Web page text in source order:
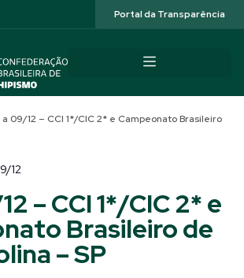
Portal da Transparência
a 09/12 – CCI 1*/CIC 2* e Campeonato Brasileiro
9/12
– CCI 1*/CIC 2* e
Brasileiro de
– SP